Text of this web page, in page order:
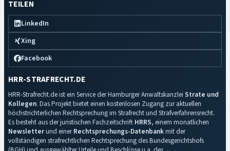
TEILEN
LinkedIn
Xing
Facebook
HRR-STRAFRECHT.DE
HRR-Strafrecht.de ist ein Service der Hamburger Anwaltskanzlei Strate und
Kollegen. Das Projekt bietet einen kostenlosen Zugang zur aktuellen
höchstrichterlichen Rechtsprechung im Strafrecht und Strafverfahrensrecht.
Es besteht aus der juristischen Fachzeitschrift HRRS, einem monatlichen
Newsletterund einerRechtsprechungs-Datenbankmit der
vollständigen strafrechtlichen Rechtsprechung des Bundesgerichtshofs